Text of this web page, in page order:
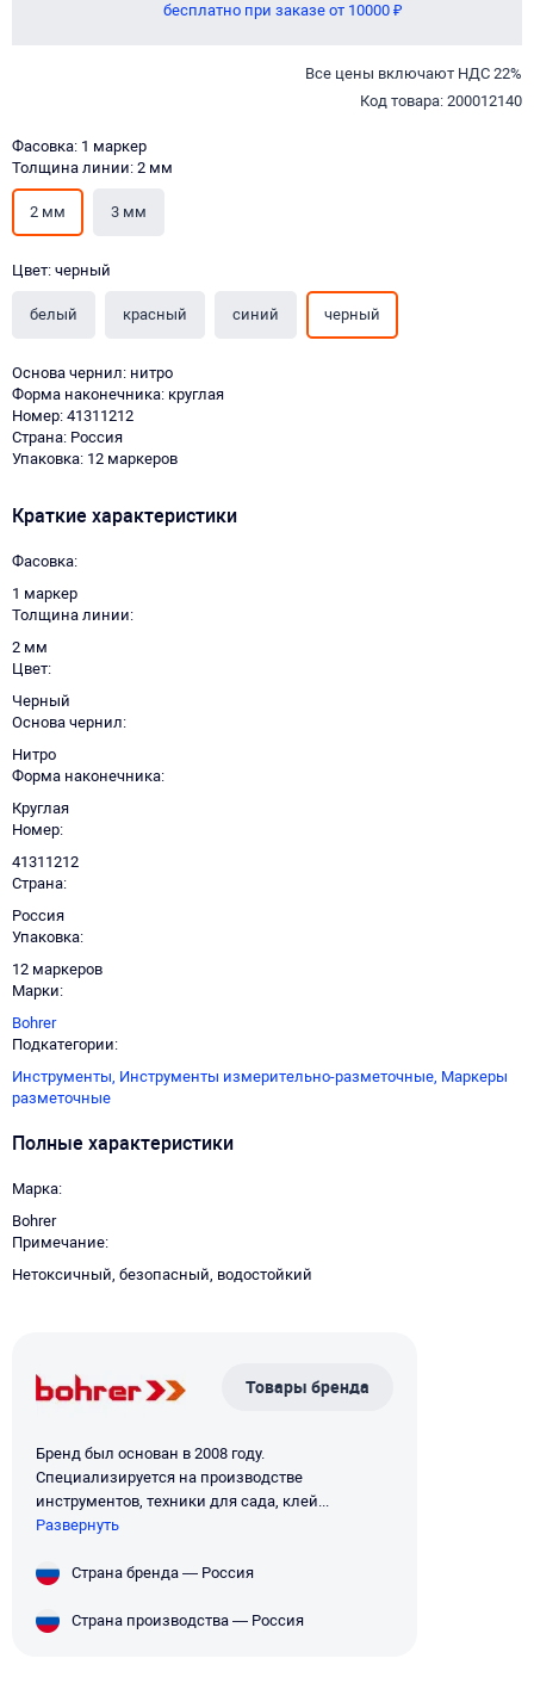
бесплатно при заказе от 10000 ₽
Все цены включают НДС 22%
Код товара: 200012140
Фасовка: 1 маркер
Толщина линии: 2 мм
2 мм 3 мм
Цвет: черный
белый красный синий черный
Основа чернил: нитро
Форма наконечника: круглая
Номер: 41311212
Страна: Россия
Упаковка: 12 маркеров
Краткие характеристики
Фасовка
1 маркер
Толщина линии
2 мм
Цвет
Черный
Основа чернил
Нитро
Форма наконечника
Круглая
Номер
41311212
Страна
Россия
Упаковка
12 маркеров
Марки
Bohrer
Подкатегории
Инструменты, Инструменты измерительно-разметочные, Маркеры
разметочные
Полные характеристики
Марка
Bohrer
Примечание
Нетоксичный, безопасный, водостойкий
Товары бренда
Бренд был основан в 2008 году.
Специализируется на производстве
инструментов, техники для сада, клей...
Развернуть
Страна бренда — Россия
Страна производства — Россия